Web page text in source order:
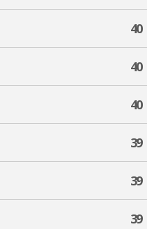
40
40
40
39
39
39